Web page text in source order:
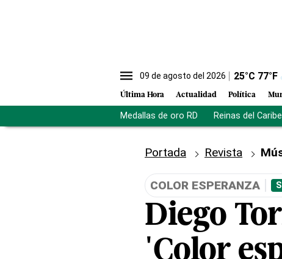
09 de agosto del 2026 25°C 77°F
Última Hora Actualidad Política
Medallas de oro RD Reinas del Caribe
Portada Revista
COLOR ESPERANZA
Diego
'Color